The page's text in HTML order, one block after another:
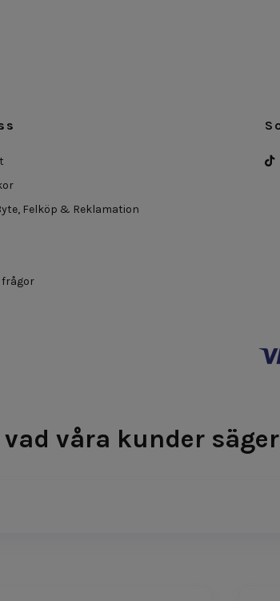
Felköp & Reklamation
frågor
vad våra kunder säger